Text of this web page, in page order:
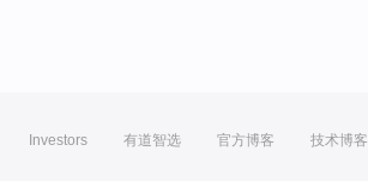
Investors 有道智选 官方博客 技术博客